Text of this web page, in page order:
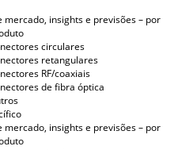
mercado, insights e previsões – por
circulares
retangulares
RF/coaxiais
de fibra óptica
mercado, insights e previsões – por